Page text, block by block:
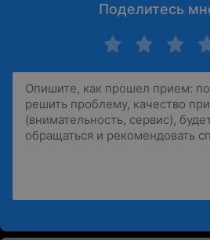
Поделитесь